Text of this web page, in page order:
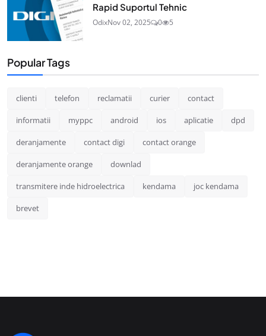
Rapid Suportul Tehnic
OdixNov 02, 2025 0 5
Popular Tags
clienti telefon reclamatii curier contact
informatii myppc android ios aplicatie dpd
deranjamente contact digi contact orange
deranjamente orange downlad
transmitere inde hidroelectrica kendama joc kendama
brevet